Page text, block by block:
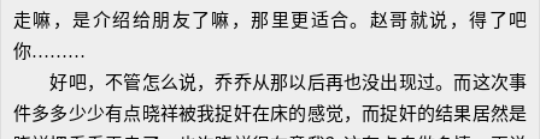
走嘛，是介绍给朋友了嘛，那里更适合。赵哥就说，得了吧
你………
好吧，不管怎么说，乔乔从那以后再也没出现过。而这次事
件多多少少有点晓祥被我捉奸在床的感觉，而捉奸的结果居然是